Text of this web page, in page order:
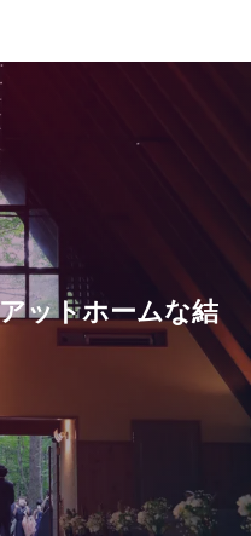
ットホームな結